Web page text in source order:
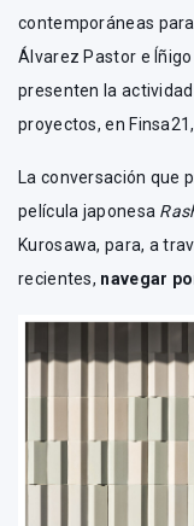
contemporáneas
Álvarez Pastor e
presenten la
proyectos, en
La conversación que
película japonesa
Kurosawa, para, a
recientes, navegar